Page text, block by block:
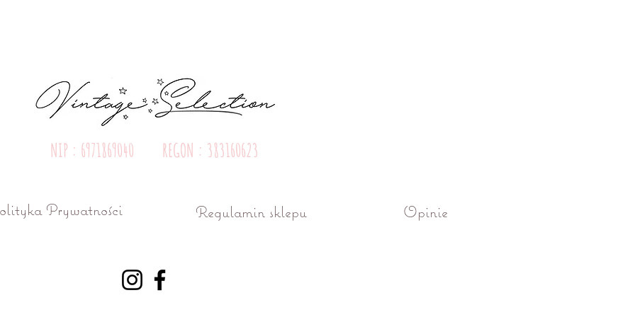
NIP : 6971869040 REGON : 383160623
ul. Różana 15Prywatności Regulamin sklepu Opinie